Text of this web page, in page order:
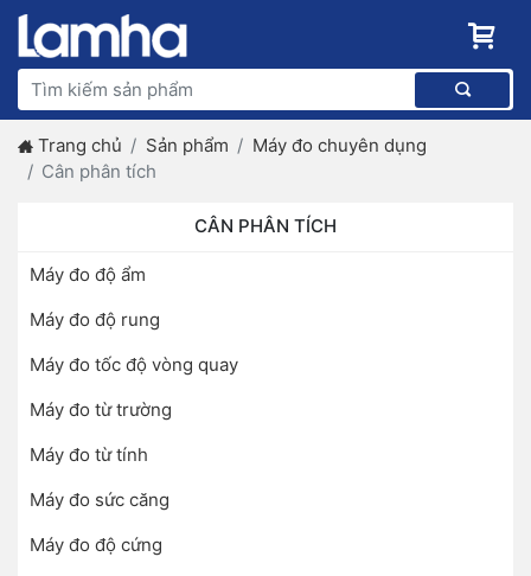
Trang chủ Sản phẩm
Máy đo chuyên dụng
Cân phân tích
CÂN PHÂN TÍCH
Máy đo độ ẩm
Máy đo độ rung
Máy đo tốc độ vòng quay
Máy đo từ trường
Máy đo từ tính
Máy đo sức căng
Máy đo độ cứng